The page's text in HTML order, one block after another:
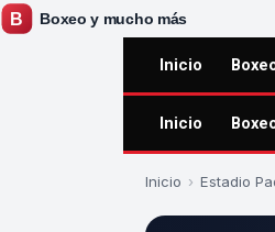
Inicio
Inicio
Inicio › Estadio